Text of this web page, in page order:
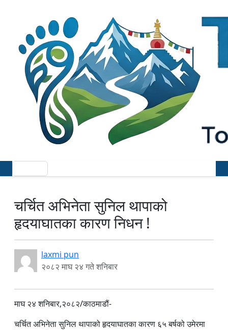
चर्चित अभिनेता सुनिल थापाको
हृदयाघातका कारण निधन !
laxmi pun
२०८२ माघ २४ गते शनिबार
माघ २४ शनिबार,२०८२/काठमाडौं-
चर्चित अभिनेता सुनिल थापाको हृदयाघातका कारण ६५ बर्षको उमेरमा